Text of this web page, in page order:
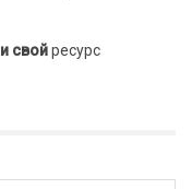
свойресурс